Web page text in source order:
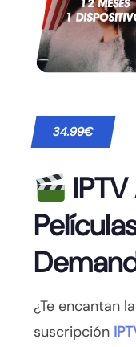
34.99€
¿Te encantan
suscripción